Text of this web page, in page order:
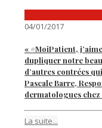
04/01/2017
« #MoiPatient,
dupliquer notre
d’autres contrées
Pascale Barre,
dermatologues
La suite...